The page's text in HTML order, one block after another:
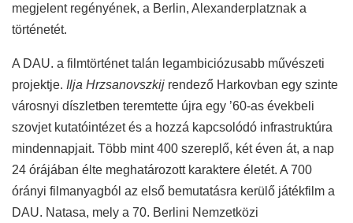
megjelent regényének, a Berlin, Alexanderplatznak a
történetét.
A DAU. a filmtörténet talán legambiciózusabb művészeti
projektje. Ilja Hrzsanovszkij rendező Harkovban egy szinte
városnyi díszletben teremtette újra egy ’60-as évekbeli
szovjet kutatóintézet és a hozzá kapcsolódó infrastruktúra
mindennapjait. Több mint 400 szereplő, két éven át, a nap
24 órájában élte meghatározott karaktere életét. A 700
órányi filmanyagból az első bemutatásra kerülő játékfilm a
DAU. Natasa, mely a 70. Berlini Nemzetközi